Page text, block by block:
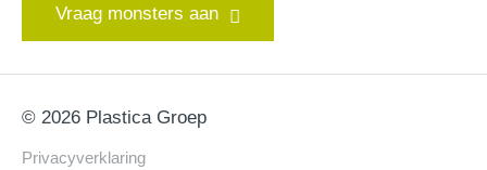
Vraag monsters aan
© 2026 Plastica Groep
Privacyverklaring